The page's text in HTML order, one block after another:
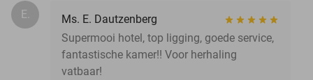
E.
Ms. E. Dautzenberg
Supermooi hotel, top ligging, goede service,
fantastische kamer!! Voor herhaling
vatbaar!